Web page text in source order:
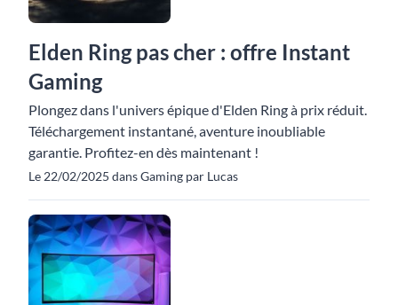
Elden Ring pas cher : offre Instant
Gaming
Plongez dans l'univers épique d'Elden Ring à prix réduit.
Téléchargement instantané, aventure inoubliable
garantie. Profitez-en dès maintenant !
Le 22/02/2025 dans Gaming par Lucas